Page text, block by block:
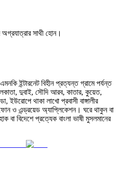
অগ্রযাত্রার সাথী হোন।
ইন্টারনেট বিহীন প্রত্যন্ত গ্রামে পর্যন্ত
দুবাই, সৌদি আরব, কাতার, কুয়েত,
ইউরোপে থাকা লাখো প্রবাসী বাঙ্গালীর
ও এন্ড্রয়েড অ্যাপ্লিকেশন। ঘরে থাকুন বা
বিদেশে প্রত্যেক বাংলা ভাষী মুসলমানের